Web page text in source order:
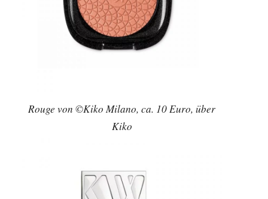
Rouge von ©Kiko Milano, ca. 10 Euro, über
Kiko